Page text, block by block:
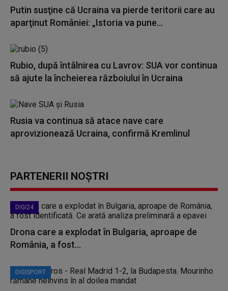
Putin susţine că Ucraina va pierde teritorii care au
aparţinut României: „Istoria va pune...
Rubio, după întâlnirea cu Lavrov: SUA vor continua
să ajute la încheierea războiului în Ucraina
Rusia va continua să atace nave care
aprovizionează Ucraina, confirmă Kremlinul
PARTENERII NOȘTRI
DIGI24
Drona care a explodat în Bulgaria, aproape de
România, a fost...
DIGISPORT